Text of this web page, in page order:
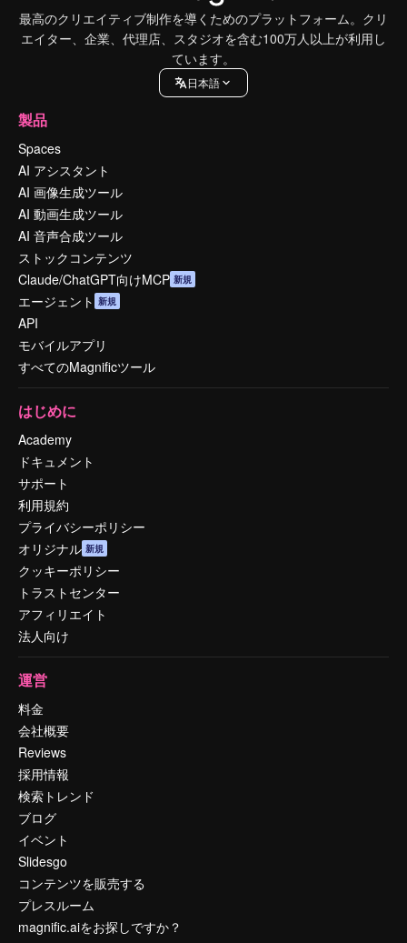
最高のクリエイティブ制作を導くためのプラットフォーム。クリ
エイター、企業、代理店、スタジオを含む100万人以上が利用し
ています。
日本語
製品
Spaces
AI アシスタント
AI 画像生成ツール
AI 動画生成ツール
AI 音声合成ツール
ストックコンテンツ
Claude/ChatGPT向けMCP 新規
エージェント 新規
API
モバイルアプリ
すべてのMagnificツール
はじめに
Academy
ドキュメント
サポート
利用規約
プライバシーポリシー
オリジナル 新規
クッキーポリシー
トラストセンター
アフィリエイト
法人向け
運営
料金
会社概要
Reviews
採用情報
検索トレンド
ブログ
イベント
Slidesgo
コンテンツを販売する
プレスルーム
magnific.aiをお探しですか？